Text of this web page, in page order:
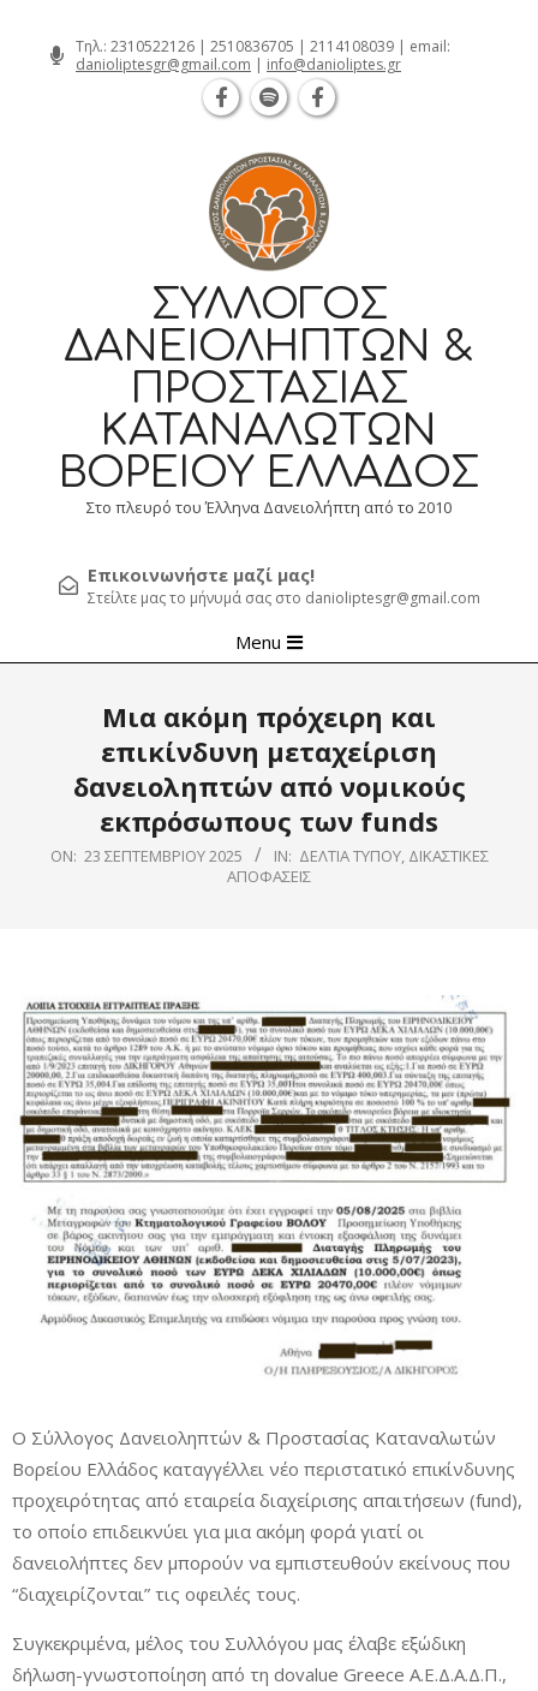
Τηλ.: 2310522126 | 2510836705 | 2114108039 | email:
danioliptesgr@gmail.com | info@danioliptes.gr
ΣΎΛΛΟΓΟΣ
ΔΑΝΕΙΟΛΗΠΤΏΝ &
ΠΡΟΣΤΑΣΊΑΣ
ΚΑΤΑΝΑΛΩΤΏΝ
ΒΟΡΕΊΟΥ ΕΛΛΆΔΟΣ
Στο πλευρό του Έλληνα Δανειολήπτη από το 2010
Επικοινωνήστε μαζί μας!
Στείλτε μας το μήνυμά σας στο danioliptesgr@gmail.com
Navigation
Menu
Μια ακόμη πρόχειρη και
επικίνδυνη μεταχείριση
δανειοληπτών από νομικούς
εκπρόσωπους των funds
ON: 23 ΣΕΠΤΕΜΒΡΊΟΥ 2025 IN: ΔΕΛΤΊΑ ΤΎΠΟΥ, ΔΙΚΑΣΤΙΚΈΣ
ΑΠΟΦΆΣΕΙΣ
Ο Σύλλογος Δανειοληπτών & Προστασίας Καταναλωτών
Βορείου Ελλάδος καταγγέλλει νέο περιστατικό επικίνδυνης
προχειρότητας από εταιρεία διαχείρισης απαιτήσεων (fund),
το οποίο επιδεικνύει για μια ακόμη φορά γιατί οι
δανειολήπτες δεν μπορούν να εμπιστευθούν εκείνους που
“διαχειρίζονται” τις οφειλές τους.
Συγκεκριμένα, μέλος του Συλλόγου μας έλαβε εξώδικη
δήλωση-γνωστοποίηση από τη dovalue Greece Α.Ε.Δ.Α.Δ.Π.,